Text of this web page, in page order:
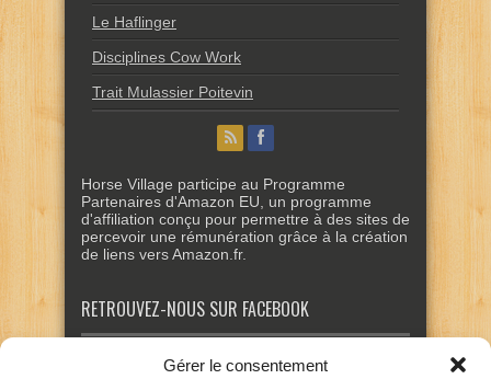
Gérer le consentement
Le Haflinger
Disciplines Cow Work
Trait Mulassier Poitevin
Horse Village participe au Programme
Partenaires d'Amazon EU, un programme
d'affiliation conçu pour permettre à des sites de
percevoir une rémunération grâce à la création
de liens vers Amazon.fr.
RETROUVEZ-NOUS SUR FACEBOOK